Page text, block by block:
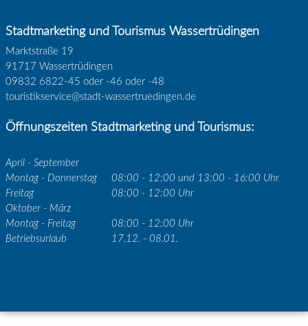
Stadtmarketing und Tourismus Wassertrüdingen
Marktstraße 19
91717 Wassertrüdingen
09832 6822-45 oder -46 oder -48
touristikservice@stadt-wassertruedingen.de
Öffnungszeiten Stadtmarketing und Tourismus:
April - September
Montag - Donnerstag
08:00 - 12:00 und 13:00 - 16:00 Uhr
Freitag
08:00 - 12:00 Uhr
Oktober - März
Montag - Freitag
08:00 - 12:00 Uhr
Betriebsurlaub
17.12. - 08.01.